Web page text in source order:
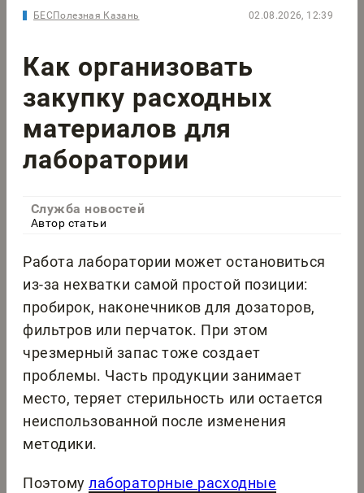
БЕСПолезная Казань 02.08.2026, 12:39
Как организовать
закупку расходных
материалов для
лаборатории
Служба новостей
Автор статьи
Работа лаборатории может остановиться
из-за нехватки самой простой позиции:
пробирок, наконечников для дозаторов,
фильтров или перчаток. При этом
чрезмерный запас тоже создает
проблемы. Часть продукции занимает
место, теряет стерильность или остается
неиспользованной после изменения
методики.
Поэтомулабораторные расходные